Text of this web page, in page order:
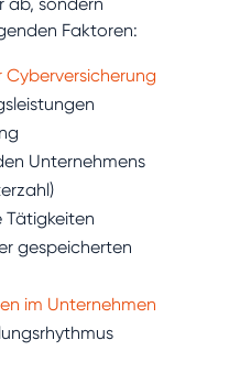
Faktoren:
Cyberversicherung
Unternehmens
Tätigkeiten
gespeicherten
im Unternehmen